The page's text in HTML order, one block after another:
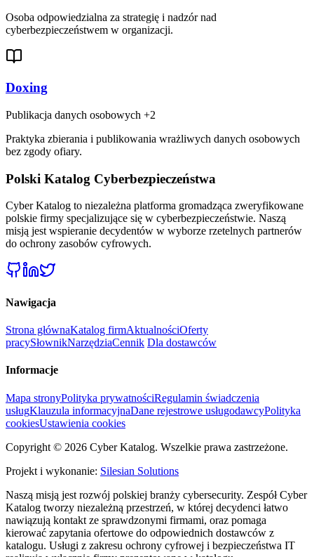
Osoba odpowiedzialna za strategię i nadzór nad
cyberbezpieczeństwem w organizacji.
Doxing
Publikacja danych osobowych +2
Praktyka zbierania i publikowania wrażliwych danych osobowych
bez zgody ofiary.
Polski Katalog Cyberbezpieczeństwa
Cyber Katalog to niezależna platforma gromadząca zweryfikowane
polskie firmy specjalizujące się w cyberbezpieczeństwie. Naszą
misją jest wspieranie decydentów w wyborze rzetelnych partnerów
do ochrony zasobów cyfrowych.
Nawigacja
Strona głównaKatalog firmAktualnościOferty
pracySłownikNarzędziaCennik Dla dostawców
Informacje
Mapa stronyPolityka prywatnościRegulamin świadczenia
usługKlauzula informacyjnaDane rejestrowe usługodawcyPolityka
cookiesUstawienia cookies
Copyright © 2026 Cyber Katalog. Wszelkie prawa zastrzeżone.
Projekt i wykonanie: Silesian Solutions
Naszą misją jest rozwój polskiej branży cybersecurity. Zespół Cyber
Katalog tworzy niezależną przestrzeń, w której decydenci łatwo
nawiązują kontakt ze sprawdzonymi firmami, oraz pomaga
kierować zapytania ofertowe do odpowiednich dostawców z
katalogu. Usługi z zakresu ochrony cyfrowej i bezpieczeństwa IT